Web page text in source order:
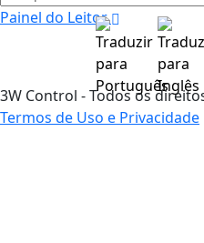
Painel do Leitor
3W Control - Todos os
Termos de Uso e Privacidade
Termos de Uso e